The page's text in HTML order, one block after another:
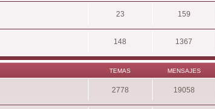
23 159
148 1367
TEMAS MENSAJES
2778 19058